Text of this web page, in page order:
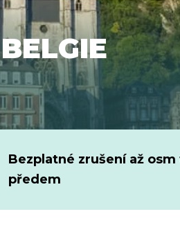
BELGIE
Bezplatné zrušení až
předem